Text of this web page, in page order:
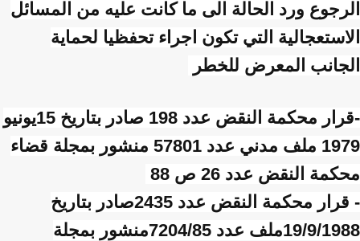
الرجوع ورد الحالة الى ما كانت عليه من المسائل
الاستعجالية التي تكون اجراء تحفظيا لحماية
الجانب المعرض للخطر
-قرار محكمة النقض عدد 198 صادر بتاريخ 15يونيو
1979 ملف مدني عدد 57801 منشور بمجلة قضاء
محكمة النقض عدد 26 ص 88
- قرار محكمة النقض عدد 2435صادر بتاريخ
19/9/1988ملف عدد 7204/85منشور بمجلة